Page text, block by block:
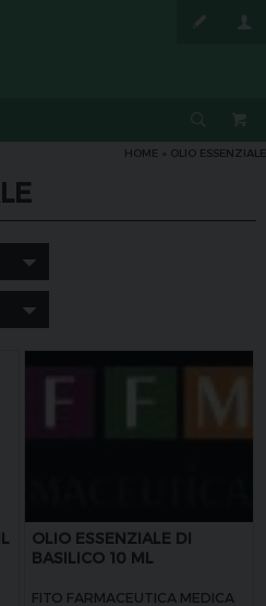
HOME » OLIO ESSENZIALE
OLIO ESSENZIALE DI
BASILICO 10 ML
FITO FARMACEUTICA MEDICA